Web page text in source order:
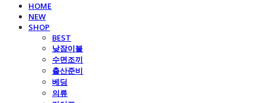
HOME
NEW
SHOP
BEST
낮잠이불
수면조끼
출산준비
베딩
의류